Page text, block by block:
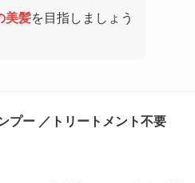
美髪を目指しましょう
プー ／トリートメント不要